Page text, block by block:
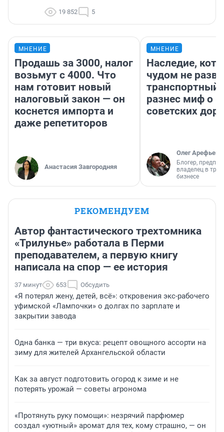
19 852 5
МНЕНИЕ
Продашь за 3000, налог
возьмут с 4000. Что
нам готовит новый
налоговый закон — он
коснется импорта и
даже репетиторов
Анастасия Завгородняя
МНЕНИЕ
Наследие,
чудом не
транспортный
разнес миф о
советских
Олег Арефьев
Блогер,
владелец в
бизнесе
РЕКОМЕНДУЕМ
Автор фантастического трехтомника
«Трилунье» работала в Перми
преподавателем, а первую книгу
написала на спор — ее история
37 минут 653 Обсудить
«Я потерял жену, детей, всё»: откровения экс-рабочего
уфимской «Лампочки» о долгах по зарплате и
закрытии завода
Одна банка — три вкуса: рецепт овощного ассорти на
зиму для жителей Архангельской области
Как за август подготовить огород к зиме и не
потерять урожай — советы агронома
«Протянуть руку помощи»: незрячий парфюмер
создал «уютный» аромат для тех, кому страшно, — он